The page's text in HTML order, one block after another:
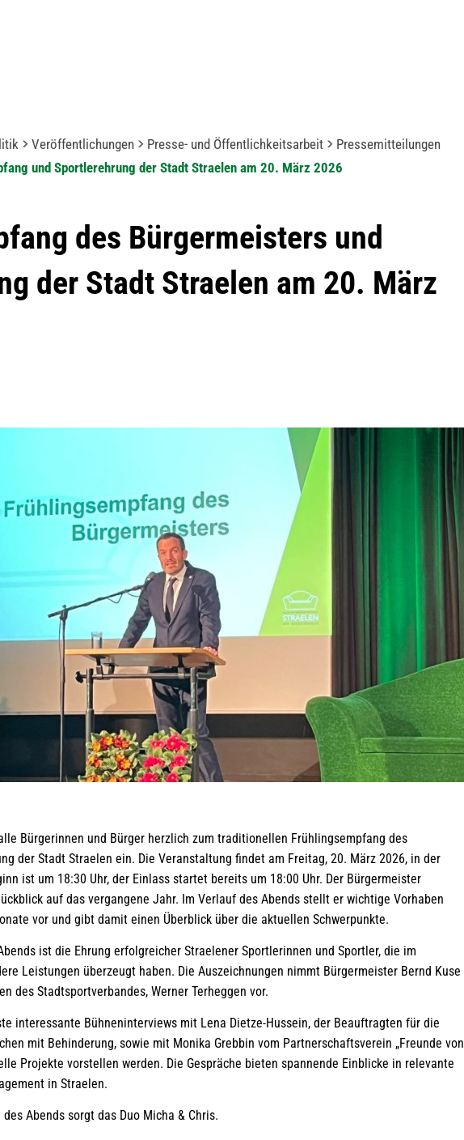
Veröffentlichungen Presse- und Öffentlichkeitsarbeit
Pressemitteilungen
und Sportlerehrung der Stadt Straelen am 20. März 2026
des Bürgermeisters und
der Stadt Straelen am 20. März
Bürgerinnen und Bürger herzlich zum traditionellen Frühlingsempfang des
der Stadt Straelen ein. Die Veranstaltung findet am Freitag, 20. März 2026, in der
ist um 18:30 Uhr, der Einlass startet bereits um 18:00 Uhr. Der Bürgermeister
auf das vergangene Jahr. Im Verlauf des Abends stellt er wichtige Vorhaben
vor und gibt damit einen Überblick über die aktuellen Schwerpunkte.
ist die Ehrung erfolgreicher Straelener Sportlerinnen und Sportler, die im
Leistungen überzeugt haben. Die Auszeichnungen nimmt Bürgermeister Bernd Kuse
des Stadtsportverbandes, Werner Terheggen vor.
interessante Bühneninterviews mit Lena Dietze-Hussein, der Beauftragten für die
mit Behinderung, sowie mit Monika Grebbin vom Partnerschaftsverein „Freunde von
Projekte vorstellen werden. Die Gespräche bieten spannende Einblicke in relevante
in Straelen.
Abends sorgt das Duo Micha & Chris.